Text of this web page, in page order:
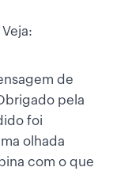
de
pela
foi
olhada
com o que